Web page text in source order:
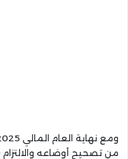
من تصحيح أوضاعه والالتزام